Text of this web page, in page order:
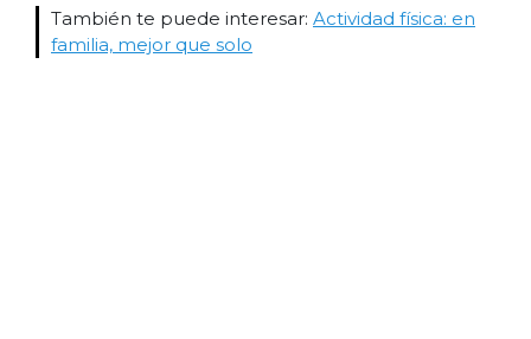
También te puede interesar: Actividad física: en
familia, mejor que solo